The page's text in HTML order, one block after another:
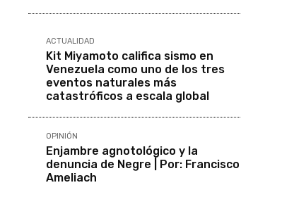
ACTUALIDAD
Kit Miyamoto califica sismo en
Venezuela como uno de los tres
eventos naturales más
catastróficos a escala global
OPINIÓN
Enjambre agnotológico y la
denuncia de Negre | Por: Francisco
Ameliach